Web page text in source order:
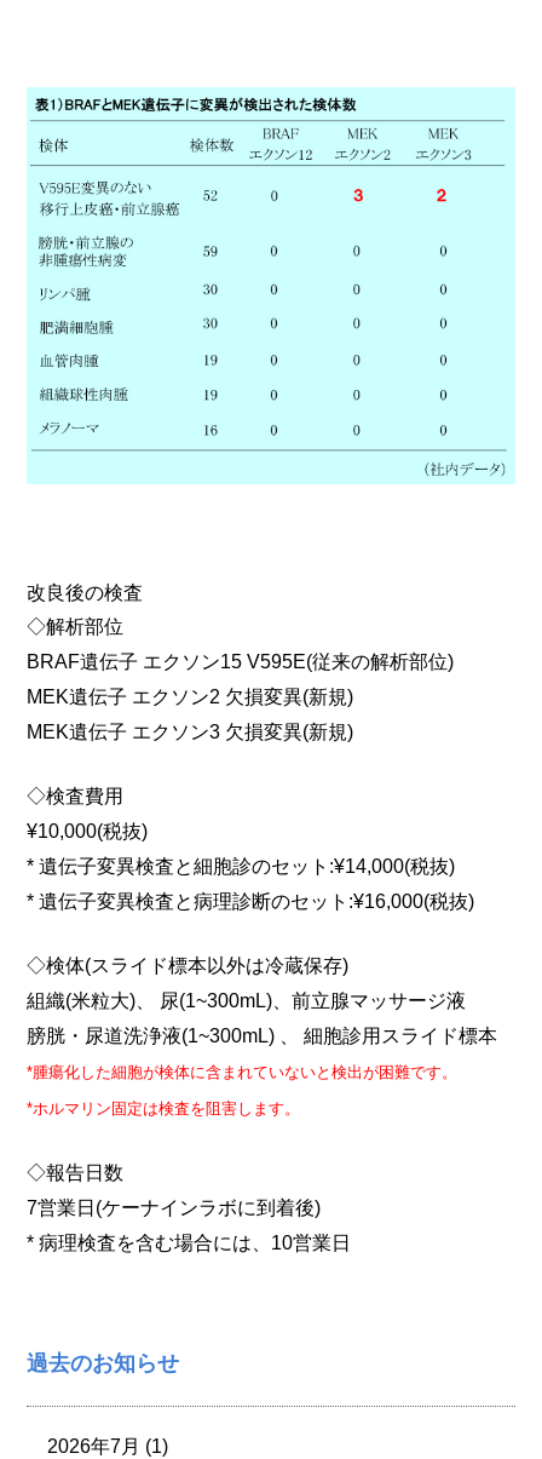
改良後の検査
◇解析部位
BRAF遺伝子 エクソン15 V595E(従来の解析部位)
MEK遺伝子 エクソン2 欠損変異(新規)
MEK遺伝子 エクソン3 欠損変異(新規)
◇検査費用
¥10,000(税抜)
* 遺伝子変異検査と細胞診のセット:¥14,000(税抜)
* 遺伝子変異検査と病理診断のセット:¥16,000(税抜)
◇検体(スライド標本以外は冷蔵保存)
組織(米粒大)、 尿(1~300mL)、前立腺マッサージ液
膀胱・尿道洗浄液(1~300mL) 、 細胞診用スライド標本
*腫瘍化した細胞が検体に含まれていないと検出が困難です。
*ホルマリン固定は検査を阻害します。
◇報告日数
7営業日(ケーナインラボに到着後)
* 病理検査を含む場合には、10営業日
過去のお知らせ
2026年7月 (1)